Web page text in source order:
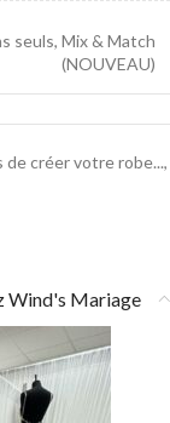
seuls, Mix & Match
(NOUVEAU)
de créer votre robe...,
Wind's Mariage